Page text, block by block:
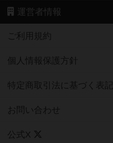
運営者情報
ご利用規約
個人情報保護方針
特定商取引法に基づく表記
お問い合わせ
公式X